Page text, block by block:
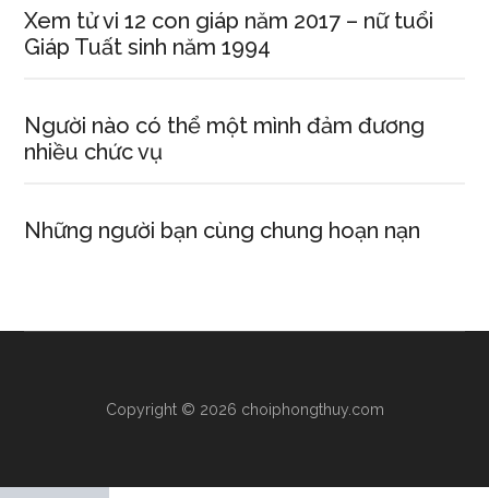
Xem tử vi 12 con giáp năm 2017 – nữ tuổi
Giáp Tuất sinh năm 1994
Người nào có thể một mình đảm đương
nhiều chức vụ
Những người bạn cùng chung hoạn nạn
Copyright © 2026 choiphongthuy.com